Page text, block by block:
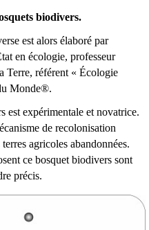
biodivers.
est alors élaboré par
en écologie, professeur
Terre, référent « Écologie
Monde®.
est expérimentale et novatrice.
de recolonisation
agricoles abandonnées.
ce bosquet biodivers sont
précis.